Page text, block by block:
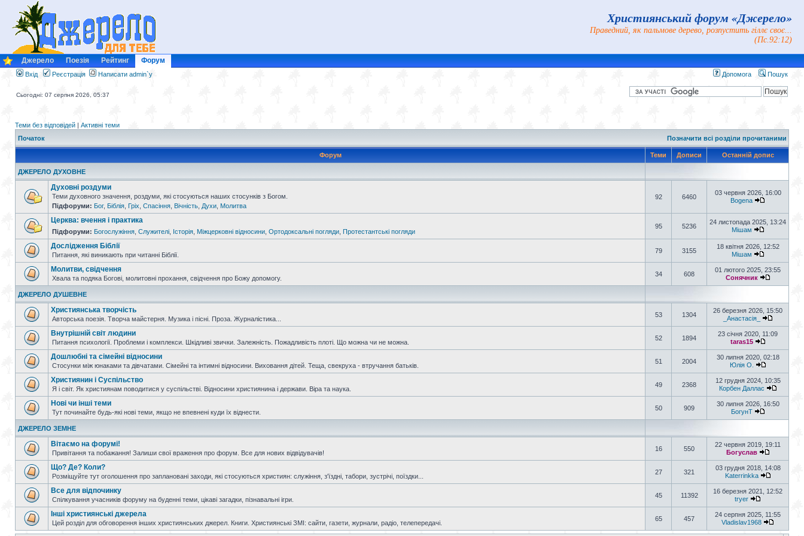
Християнський форум «Джерело»
Праведний, як пальмове дерево, розпустить гіллє своє...
(Пс.92:12)
Джерело Поезія Рейтинг Форум
Вхід Реєстрація Написати admin`у Допомога Пошук
Сьогодні: 07 серпня 2026, 05:37
Теми без відповідей | Активні теми
Початок
Позначити всі розділи прочитаними
Форум Теми Дописи Останній допис
ДЖЕРЕЛО ДУХОВНЕ
Духовні роздуми
Теми духовного значення, роздуми, які стосуються наших стосунків з Богом.
Підфоруми: Бог, Біблія Гріх Спасіння Вічність Духи Молитва
92 6460
03 червня 2026, 16:00
Bogena
Церква: вчення і практика
Підфоруми: Богослужіння Служителі Історія Міжцерковні відносини Ортодоксальні погляди Протестантські погляди
95 5236
24 листопада 2025, 13:24
Мішам
Дослідження Біблії
Питання, які виникають при читанні Біблії.
79 3155
18 квітня 2026, 12:52
Мішам
Молитви, свідчення
Хвала та подяка Богові, молитовні прохання, свідчення про Божу допомогу.
34 608
01 лютого 2025, 23:55
Сонячник
ДЖЕРЕЛО ДУШЕВНЕ
Християнська творчість
Авторська поезія. Творча майстерня. Музика і пісні. Проза. Журналістика...
53 1304
26 березня 2026, 15:50
_Анастасія_
Внутрішній світ людини
Питання психології. Проблеми і комплекси. Шкідливі звички. Залежність. Пожадливість плоті. Що можна чи не можна.
52 1894
23 січня 2020, 11:09
taras15
Дошлюбні та сімейні відносини
Стосунки між юнаками та дівчатами. Сімейні та інтимні відносини. Виховання дітей. Теща, свекруха - втручання батьків.
51 2004
30 липня 2020, 02:18
Юлія О.
Християнин і Суспільство
Я і світ. Як християнам поводитися у суспільстві. Відносини християнина і держави. Віра та наука.
49 2368
12 грудня 2024, 10:35
Корбен Даллас
Нові чи інші теми
Тут починайте будь-які нові теми, якщо не впевнені куди їх віднести.
50 909
30 липня 2026, 16:50
БогунТ
ДЖЕРЕЛО ЗЕМНЕ
Вітаємо на форумі!
Привітання та побажання! Залиши свої враження про форум. Все для нових відвідувачів!
16 550
22 червня 2019, 19:11
Богуслав
Що? Де? Коли?
Розміщуйте тут оголошення про заплановані заходи, які стосуються християн: служіння, з'їздні, табори, зустрічі, поїздки...
27 321
03 грудня 2018, 14:08
Katerrinkka
Все для відпочинку
Спілкування учасників форуму на буденні теми, цікаві загадки, пізнавальні ігри.
45 11392
16 березня 2021, 12:52
tryer
Інші християнські джерела
Цей розділ для обговорення інших християнських джерел. Книги. Християнські ЗМІ: сайти, газети, журнали, радіо, телепередачі.
65 457
24 серпня 2025, 11:55
Vladislav1968